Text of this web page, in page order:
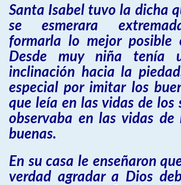
Santa Isabel tuvo la dicha
se esmerara
formarla lo mejor posible
Desde muy niña tenía
inclinación hacia la
especial por imitar los
que leía en las vidas de los
observaba en las vidas de
buenas.
En su casa le enseñaron
verdad agradar a Dios